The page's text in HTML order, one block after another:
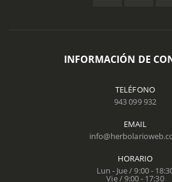
INFORMACIÓN DE
TELÉFONO
943 099 932
EMAIL
HORARIO
Lun - Jue / 9:00 -
Vie / 9:00 - 17:30